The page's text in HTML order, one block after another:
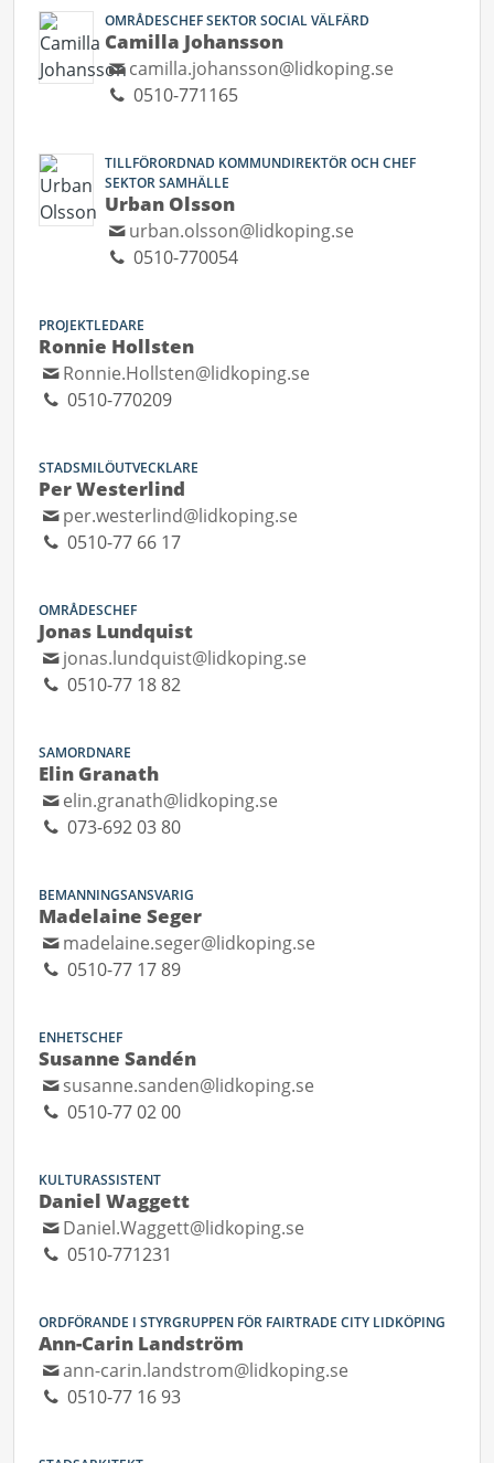
OMRÅDESCHEF SEKTOR SOCIAL VÄLFÄRD
Camilla Johansson
camilla.johansson@lidkoping.se
0510-771165
TILLFÖRORDNAD KOMMUNDIREKTÖR OCH CHEF
SEKTOR SAMHÄLLE
Urban Olsson
urban.olsson@lidkoping.se
0510-770054
PROJEKTLEDARE
Ronnie Hollsten
Ronnie.Hollsten@lidkoping.se
0510-770209
STADSMILÖUTVECKLARE
Per Westerlind
per.westerlind@lidkoping.se
0510-77 66 17
OMRÅDESCHEF
Jonas Lundquist
jonas.lundquist@lidkoping.se
0510-77 18 82
SAMORDNARE
Elin Granath
elin.granath@lidkoping.se
073-692 03 80
BEMANNINGSANSVARIG
Madelaine Seger
madelaine.seger@lidkoping.se
0510-77 17 89
ENHETSCHEF
Susanne Sandén
susanne.sanden@lidkoping.se
0510-77 02 00
KULTURASSISTENT
Daniel Waggett
Daniel.Waggett@lidkoping.se
0510-771231
ORDFÖRANDE I STYRGRUPPEN FÖR FAIRTRADE CITY LIDKÖPING
Ann-Carin Landström
ann-carin.landstrom@lidkoping.se
0510-77 16 93